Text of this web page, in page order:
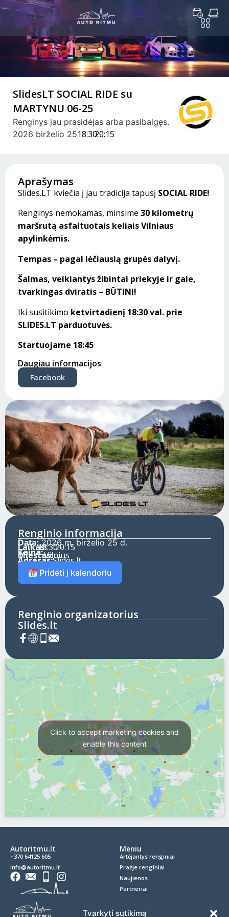
Tvarkyti sutikimą
SlidesLT SOCIAL RIDE su
MARTYNU 06-25
Renginys jau prasidėjas arba pasibaigęs.
2026 birželio 2518:30 -20:15
Aprašymas
Slides.LT kviečia į jau tradicija tapusį SOCIAL RIDE!
Renginys nemokamas, minsime 30 kilometrų
maršrutą asfaltuotais keliais Vilniaus
apylinkėmis.
Tempas – pagal lėčiausią grupės dalyvį.
Šalmas, veikiantys žibintai priekyje ir gale,
tvarkingas dviratis – BŪTINI!
Iki susitikimo ketvirtadienį 18:30 val. prie
SLIDES.LT parduotuvės.
Startuojame 18:45
Daugiau informacijos
Facebook
Renginio informacija
Data:2026 m. birželio 25 d.
Laikas:18:30 -20:15
Kaina:
Miestas:Vilnius
Adresas:Slides.lt
Pridėti į kalendoriu
Renginio organizatorius
Slides.lt
Click to accept marketing cookies and
enable this content
Autoritmu.lt
+370 64125 605
info@autoritmu.lt
Meniu
Artėjantys renginiai
Praėje renginiai
Naujienos
Partneriai